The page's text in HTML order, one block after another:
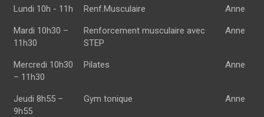
Lundi 10h - 11h Renf.Musculaire Anne
Mardi 10h30 –
11h30
Renforcement musculaire avec
STEP
Anne
Mercredi 10h30
– 11h30
Pilates Anne
Jeudi 8h55 –
9h55
Gym tonique Anne